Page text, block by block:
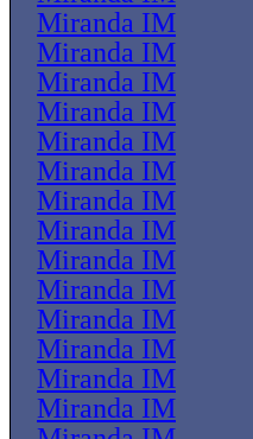
Miranda IM
Miranda IM
Miranda IM
Miranda IM
Miranda IM
Miranda IM
Miranda IM
Miranda IM
Miranda IM
Miranda IM
Miranda IM
Miranda IM
Miranda IM
Miranda IM